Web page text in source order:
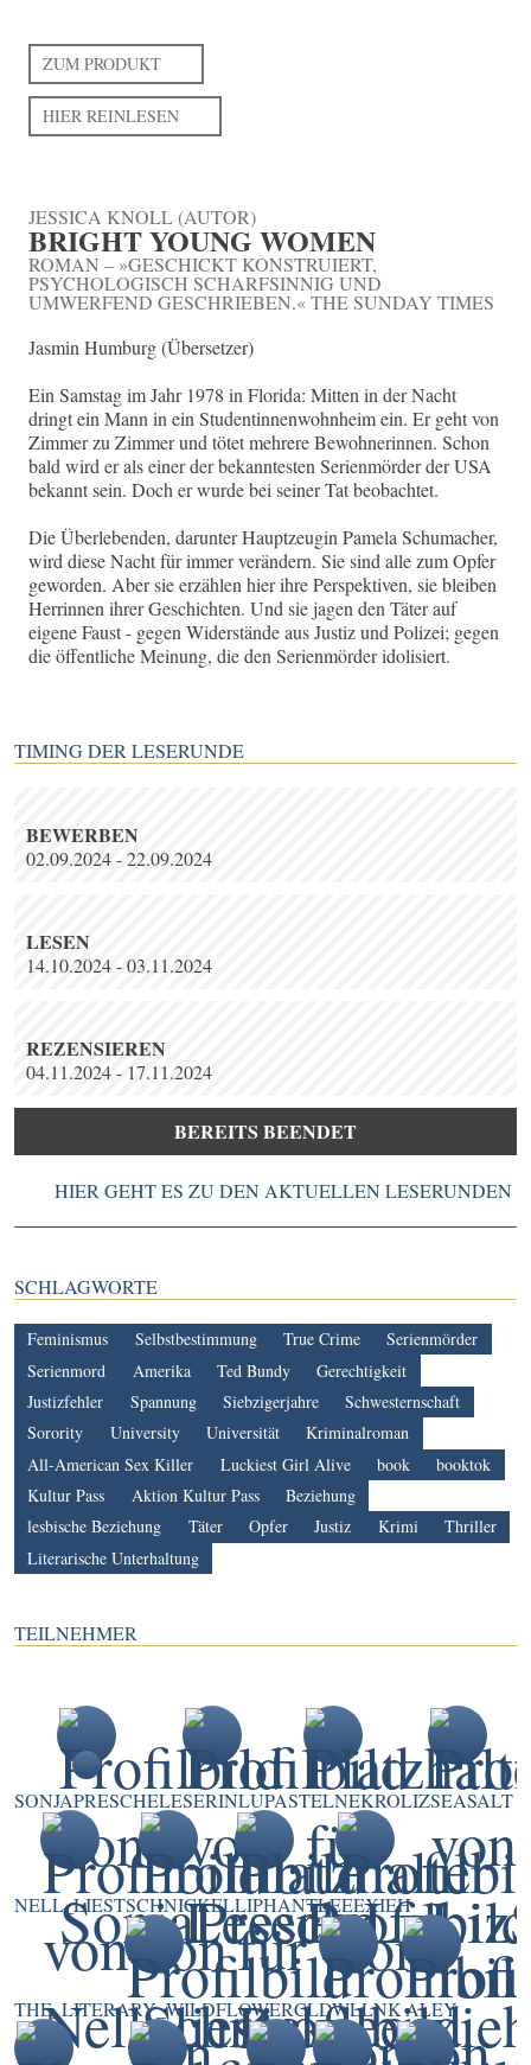
ZUM PRODUKT
HIER REINLESEN
JESSICA KNOLL (AUTOR)
BRIGHT YOUNG WOMEN
ROMAN – »GESCHICKT KONSTRUIERT,
PSYCHOLOGISCH SCHARFSINNIG UND
UMWERFEND GESCHRIEBEN.« THE SUNDAY TIMES
Jasmin Humburg (Übersetzer)
Ein Samstag im Jahr 1978 in Florida: Mitten in der Nacht
dringt ein Mann in ein Studentinnenwohnheim ein. Er geht von
Zimmer zu Zimmer und tötet mehrere Bewohnerinnen. Schon
bald wird er als einer der bekanntesten Serienmörder der USA
bekannt sein. Doch er wurde bei seiner Tat beobachtet.
Die Überlebenden, darunter Hauptzeugin Pamela Schumacher,
wird diese Nacht für immer verändern. Sie sind alle zum Opfer
geworden. Aber sie erzählen hier ihre Perspektiven, sie bleiben
Herrinnen ihrer Geschichten. Und sie jagen den Täter auf
eigene Faust - gegen Widerstände aus Justiz und Polizei; gegen
die öffentliche Meinung, die den Serienmörder idolisiert.
TIMING DER LESERUNDE
BEWERBEN
02.09.2024 - 22.09.2024
LESEN
14.10.2024 - 03.11.2024
REZENSIEREN
04.11.2024 - 17.11.2024
BEREITS BEENDET
HIER GEHT ES ZU DEN AKTUELLEN LESERUNDEN
SCHLAGWORTE
Feminismus Selbstbestimmung True Crime
Serienmörder
Serienmord
Amerika Ted Bundy
Gerechtigkeit
Justizfehler
Spannung Siebzigerjahre
Schwesternschaft
Sorority
University Universität
Kriminalroman
All-American Sex Killer
Luckiest Girl Alive book
booktok
Kultur Pass
Aktion Kultur Pass
Beziehung
lesbische Beziehung
Täter Opfer Justiz Krimi
Thriller
Literarische Unterhaltung
TEILNEHMER
SONJAPRESCHELESERINLUPASTELNEKROLIZSEASALT
NELL_LIESTSCHNICKELLIPHANTLEEEXIEH
THE_LITERARY_WILDFLOWERCLDWLLNKALEY